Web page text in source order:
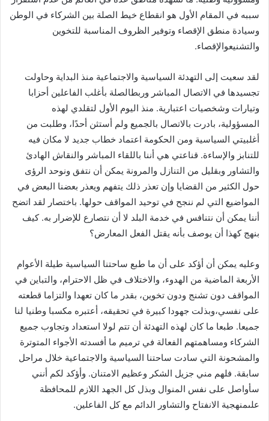
سببه في المقام الأول هو انقطاع خيط الصلة بين الشركاء في الوطن
وسيادة منطق الإقصاء وتوفير الظروف المناسبة للتخوين
والتشنيعوالإقصاء.
لقد سعيت إلى التهدئة السياسية والاجتماعية منذ البداية وحاولت
تجسيدها في الاتصال المباشر وربطالصلة بأغلب الفاعلين أحزابا
وتيارات وشخصيات اعتبارية. منذ اليوم الأول لتقلدي لهذه
المسؤولية، بادرت بالاتصال بالجميع ولم أستثن أحدًا، وطلبت من
أغلبيتي السياسية ومن الحكومة اعتماد خطاب جديد لا مكان فيه
للتنابز والإساءة. قناعتي هي أننا باللقاء المباشر والنقاش الهادئ
والتشاور وبقليل من التنازل والمرونة يمكن أن نتفق ونوحد الرؤى
حول الكثير من القضايا وإن تعذر ذلك يتفهم ويعذر بعضنا البعض في
المواضيع التي لم ننجح في توحيد المواقف حولها. باختصار لقد اتضح
أننا يمكن أن نتنافس في خدمة البلد لا أن نتصارع للإضرار به. كيف
بنهج كهذا أن يوصف بأنه يقتل الفعل المعارض؟
وعليه يمكن أن أؤكد على أن ما طبع ساحتنا السياسية طيلة الأعوام
الأربعة الماضية من الهدوء، والاختلاف في ظل الاحترام، والتباين في
المواقف دون تشنج ودون تخوين، بقدر ما كان تعهدا والتزاما قطعته
على نفسي،وبذلت جهودا كبيرة في تحقيقه، أعتبره مكسبا وطنيا لنا
جميعا. طبعا ما كان لهذه التهدئة أن تتم لولا استعداد وتجاوب جميع
الشركاء ومساهمتهم الفعالة في ترميم ما أفسدته الأجواء المتوترة
والمشحونة التي سادت ساحتنا السياسية والاجتماعية خلال مراحل
سابقة. فلهم مني جزيل الشكر وعظيم الامتنان. وأؤكد لكم أنني
سأواصل على نفس المنوال وبذل كل الجهد اللازم للمحافظة
علىمنهجية الانفتاح والتشاور الدائم مع كل الفاعلين.